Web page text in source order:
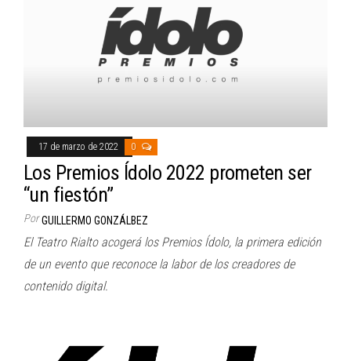
17 de marzo de 2022 0
Los Premios Ídolo 2022 prometen ser
“un fiestón”
Por GUILLERMO GONZÁLBEZ
El Teatro Rialto acogerá los Premios Ídolo, la primera edición
de un evento que reconoce la labor de los creadores de
contenido digital.